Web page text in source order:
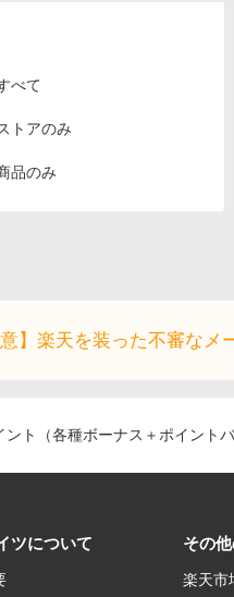
べて
トアのみ
品のみ
意】楽天を装った不審なメ
ント（各種ボーナス＋ポイント
ツについて その
楽天市